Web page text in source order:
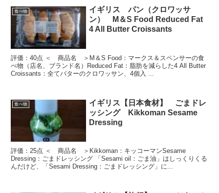
食べ物
イギリス パン（クロワッサ
ン） M＆S Food Reduced Fat
4 All Butter Croissants
評価：40点 ＜ 商品名 ＞M＆S Food：マークス＆スペンサーの食
べ物（店名、ブランド名）Reduced Fat：脂肪を減らした4 All Butter
Croissants：全てバターのクロワッサン、4個入 ...
食べ物
イギリス【日本食材】 ごまドレ
ッシング Kikkoman Sesame
Dressing
評価：25点 ＜ 商品名 ＞Kikkoman：キッコーマンSesame
Dressing：ごまドレッシング 「Sesami oil：ごま油」はしっくりくる
んだけど、「Sesami Dressing：ごまドレッシング」に...